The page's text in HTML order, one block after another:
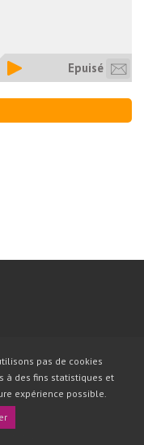
Epuisé
pas de cookies
à des fins statistiques et
expérience possible.